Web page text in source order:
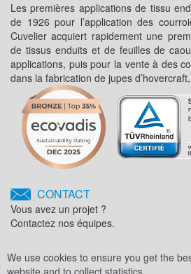
Les premières applications de tissu
de 1926 pour l’application des
Cuvelier acquiert rapidement une
de tissus enduits et de feuilles de
applications, puis pour la vente à des
dans la fabrication de jupes
CONTACT
Vous avez un projet ?
Contactez nos équipes.
We use cookies to ensure you get the
website and to collect statistics.